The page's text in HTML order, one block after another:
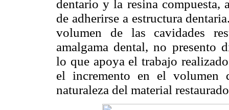
dentario y la resina compuesta,
de adherirse a estructura
volumen de las cavidades
amalgama dental, no presento
lo que apoya el trabajo
el incremento en el volumen
naturaleza del material